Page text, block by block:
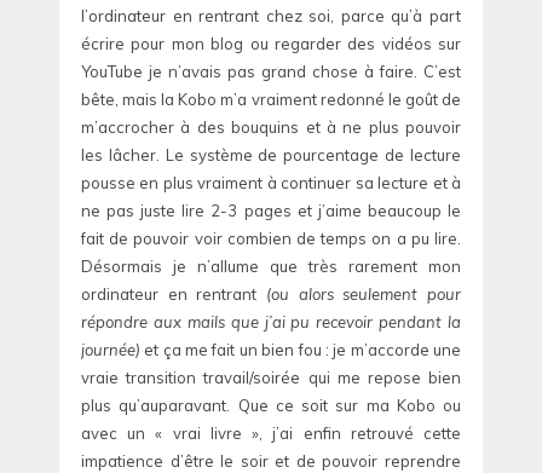
l’ordinateur en rentrant chez soi, parce qu’à part
écrire pour mon blog ou regarder des vidéos sur
YouTube je n’avais pas grand chose à faire. C’est
bête, mais la Kobo m’a vraiment redonné le goût de
m’accrocher à des bouquins et à ne plus pouvoir
les lâcher. Le système de pourcentage de lecture
pousse en plus vraiment à continuer sa lecture et à
ne pas juste lire 2-3 pages et j’aime beaucoup le
fait de pouvoir voir combien de temps on a pu lire.
Désormais je n’allume que très rarement mon
ordinateur en rentrant (ou alors seulement pour
répondre aux mails que j’ai pu recevoir pendant la
journée) et ça me fait un bien fou : je m’accorde une
vraie transition travail/soirée qui me repose bien
plus qu’auparavant. Que ce soit sur ma Kobo ou
avec un « vrai livre », j’ai enfin retrouvé cette
impatience d’être le soir et de pouvoir reprendre